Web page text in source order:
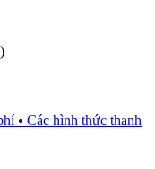
• Các hình thức thanh